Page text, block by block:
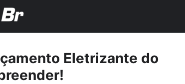
Eletrizante do